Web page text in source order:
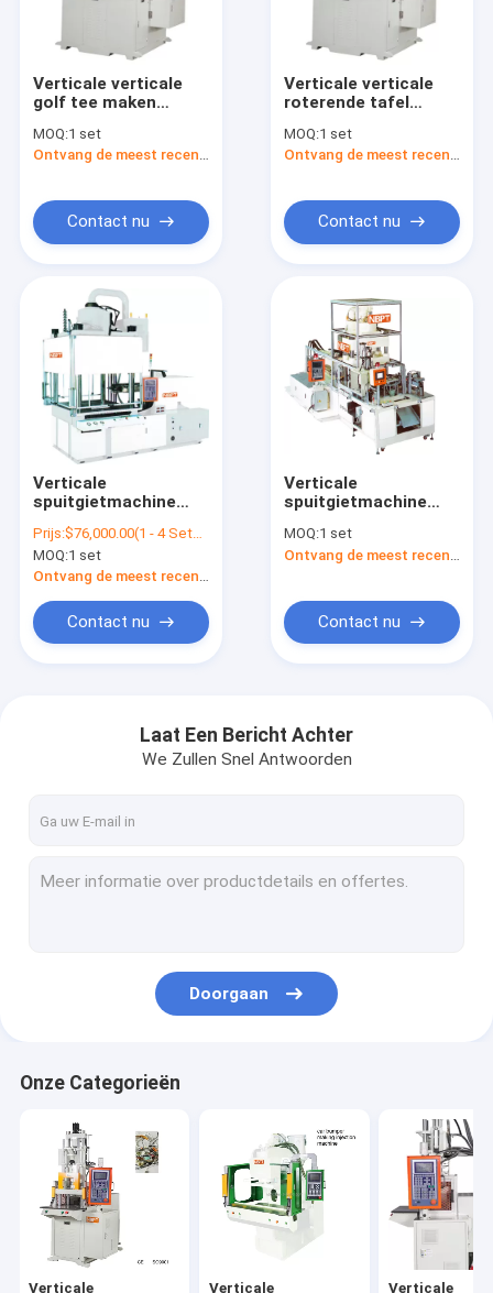
Over ons
Vraag een offerte
Verticale bakelietmachines
Verticale spuitmachines van de Pt-serie
Verticale spuitgietmachines van de Pt-Dm-serie
Verticale verticale
golf tee maken
MOQ:1 set
Ontvang de meest recente Prijs
Contact nu
Verticale verticale
roterende tafel
tandenborstel
montage maken
MOQ:1 set
Ontvang de meest recente Prijs
Contact nu
Verticale
spuitgietmachine
Prijs:$76,000.00(1 - 4 Sets) $71,000.00(5 - 9 Sets) $66,000.00(>=10 Sets)
MOQ:1 set
Ontvang de meest recente Prijs
Contact nu
Verticale
spuitgietmachine
gietmachine
MOQ:1 set
Contact nu
Laat Een Bericht Achter
We Zullen Snel Antwoorden
Doorgaan
Onze Categorieën
Verticale Verticale Verticale